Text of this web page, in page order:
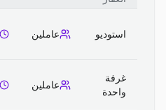
استوديو عاملين
غرفة
واحدة
عاملين